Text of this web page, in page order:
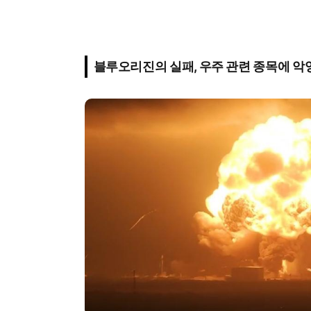
블루오리진의 실패, 우주 관련 종목에 악